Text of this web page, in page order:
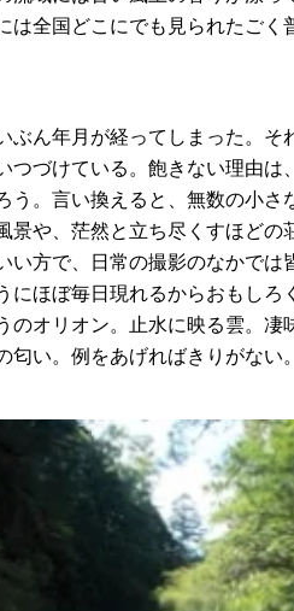
は全国どこにでも見られたご
ぶん年月が経ってしまった。
つづけている。飽きない理由
う。言い換えると、無数の小
景や、茫然と立ち尽くすほど
い方で、日常の撮影のなかで
にほぼ毎日現れるからおもし
のオリオン。止水に映る雲。
い。例をあげればきりがない。